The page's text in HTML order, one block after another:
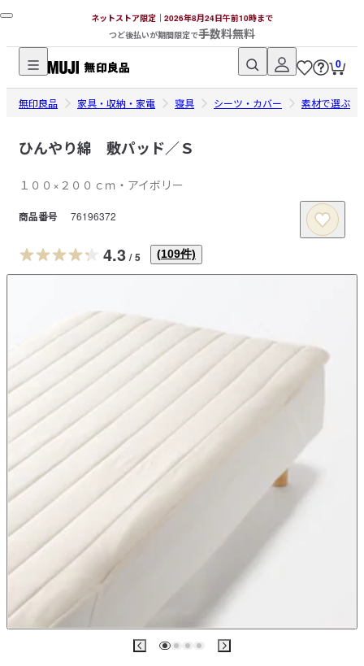
ネットストア限定｜2026年8月24日午前10時まで
つど後払いが期間限定で手数料無料
無
印
品
ッ
ス
ト
0
無印良品 家具・収納・家電 寝具 シーツ・カバー 素材で選ぶ
ひんやり綿 敷パッド／Ｓ
１００×２００ｃｍ・アイボリー
商品番号 76196372
4.3 / 5 (109件)